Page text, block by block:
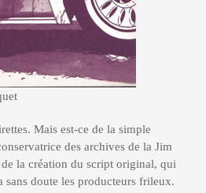
Mais est-ce de la simple
des archives de la Jim
de la création du script original, qui
sans doute les producteurs frileux.